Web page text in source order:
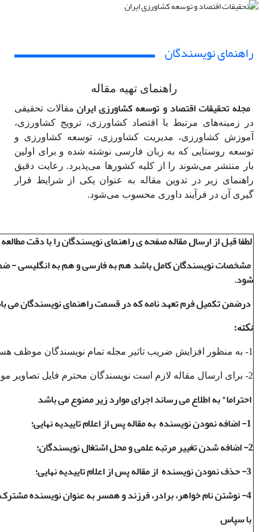
راهنمای نویسندگان
راهنمای تهیه مقاله
مجله تحقیقات اقتصاد و توسعه کشاورزی ایرانمقالات تحقیقی
در زمینه‌های مرتبط با اقتصاد کشاورزی، ترویج کشاورزی،
آموزش کشاورزی، مدیریت کشاورزی، توسعه کشاورزی و
توسعه روستایی که به زبان فارسی نوشته شده و برای اولین
بار منتشر می‌شوند را از کلیه کشورها می‌پذیرد. رعایت دقیق
راهنمای زیر در تدوین مقاله به عنوان یکی از شرایط قرار
گیری آن در فرآیند داوری محسوب می‌شود.
لطفا قبل از ارسال مقاله صفحه ی راهنمای نویسندگان را با دقت
مشخصات نویسندگان کامل باشد هم به فارسی و هم به انگلیسی -
شود.
درضمن تکمیل فرم تعهد نامه که در قسمت راهنمای نویسندگان می
نکته:
1- به منظور افزایش ضریب تاثیر مجله تمام نویسندگان موظف هستند حداقل به 3 مقاله که قبلا در مجله چاپ شده اند، استناد نمایند.
2- برای ارسال مقاله لازم است نویسندگان محترم فایل تصاویر مورد استفاده در فایل word را نیز به طور مستقل ارسال کنند.
احتراما" به اطلاع می رساند اجرای موارد زیر ممنوع می باشد
1- اضافه نمودن نویسنده
به مقاله پس از اعلام تاییدیه نهایی؛
2- اضافه شدن تغییر مرتبه علمی و محل اشتغال نویسندگان؛
3- حذف نمودن نویسنده
از مقاله پس از اعلام تاییدیه نهایی؛
4- نوشتن نام خواهر، برادر، فرزند و همسر به عنوان نویسنده مشترک؛
با سپاس